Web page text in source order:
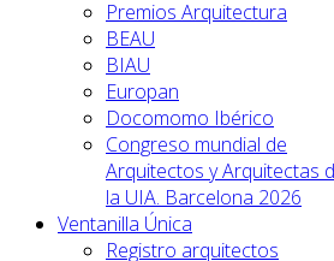
Premios Arquitectura
BEAU
BIAU
Europan
Docomomo Ibérico
Congreso mundial de
Arquitectos y Arquitectas
la UIA. Barcelona 2026
Ventanilla Única
Registro arquitectos